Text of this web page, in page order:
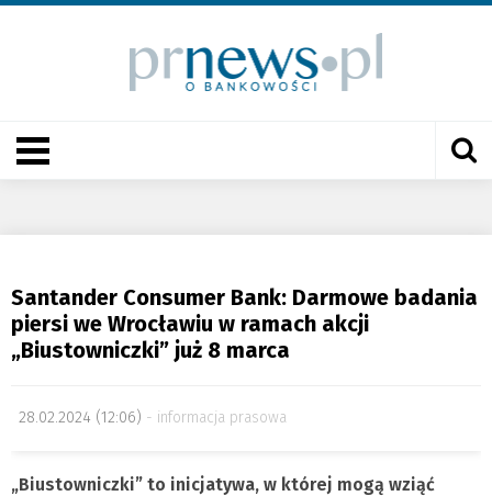
Santander Consumer Bank: Darmowe badania
piersi we Wrocławiu w ramach akcji
„Biustowniczki” już 8 marca
28.02.2024 (12:06) informacja prasowa
„Biustowniczki” to inicjatywa, w której mogą wziąć